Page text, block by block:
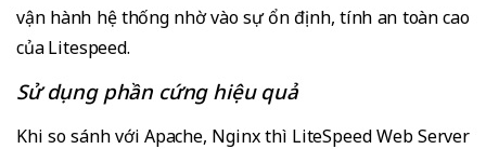
vận hành hệ thống nhờ vào sự ổn định, tính an toàn cao
của Litespeed.
Sử dụng phần cứng hiệu quả
Khi so sánh với Apache, Nginx thì LiteSpeed Web Server